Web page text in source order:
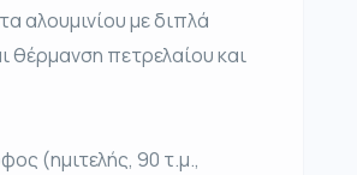
αλουμινίου με διπλά
θέρμανση πετρελαίου και
(ημιτελής, 90 τ.μ.,